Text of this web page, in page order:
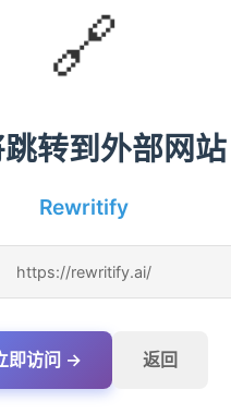
🔗
转到外部网站
Rewritify
https://rewritify.ai/
即访问 → 返回